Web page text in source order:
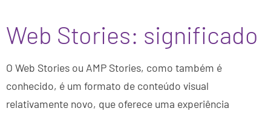
Web Stories: significado
O Web Stories ou AMP Stories, como também é
conhecido, é um formato de conteúdo visual
relativamente novo, que oferece uma experiência